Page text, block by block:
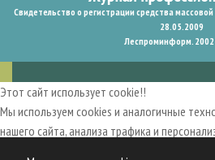
Свидетельство о регистрации средства
28.05.2009
Леспроминформ. 2002
Этот сайт использует cookie!!
Мы используем cookies и аналогичные
нашего сайта, анализа трафика и